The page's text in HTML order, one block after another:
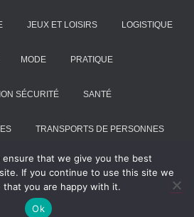
JEUX ET LOISIRS LOGISTIQUE
MODE PRATIQUE
SÉCURITÉ SANTÉ
TRANSPORTS DE PERSONNES
VOYAGES
par
ensure that we give you the best
If you continue to use this site we
that you are happy with it.
Ok